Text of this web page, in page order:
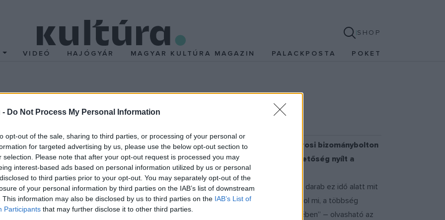
- Do Not Process My Personal Information
opt-out of the sale, sharing to third parties, or processing of your personal or
for targeted advertising by us, please use the below opt-out section to
selection. Please note that after your opt-out request is processed you may
interest-based ads based on personal information utilized by us or personal
to third parties prior to your opt-out. You may separately opt-out of the
of your personal information by third parties on the IAB’s list of downstream
This information may also be disclosed by us to third parties on the IAB’s List of
Participants that may further disclose it to other third parties.
SHOP
VIDEÓ HAJÓGYÁR MAGYAR KULTÚRA MAGAZIN PALACKPOSTA POKET
Frankenstein-terv
izgalmas, nem színházi térben valósult már meg az Orczy kerttől egy ferencvárosi bizománybolton
pedig a bezárt Menta Teraszon mutatták be, ahol hosszú idő után most lehetőség nyílt a
is több fesztiválon vendégszerepelt, sőt Európán túlra, Chilébe és Szöulba is eljutott. A darab ez idő alatt mit
központi kérdése, hogy mit tehet és mit nem tehet a másik ember ezen a helyen, ahol mi, a többség
napi érdekeink, lakóhelyünk és adott pozíciónk, sikerünk és sikertelenségünk tükrében” – olvasható az